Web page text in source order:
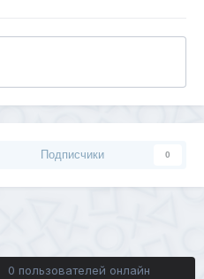
Подписчики 0
0 пользователей онлайн